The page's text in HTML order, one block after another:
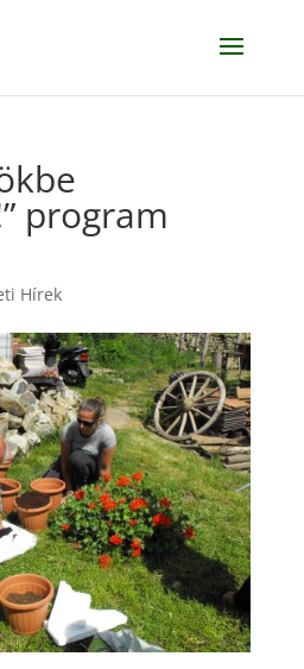
program
Hírek